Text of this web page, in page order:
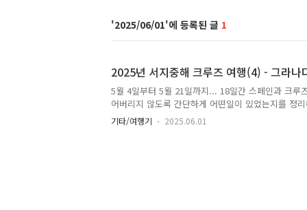
2025/06/01 1
2025년 서지중해 크루즈 여행(4) - 그라나
5월 4일부터 5월 21일까지... 18일간 스페인과 크루
어버리지 않도록 간단하게 어떤일이 있었는지를 정
여행이나 자유여행을 준비하시는 분이 있다면 도움이
도 파라도르 호텔그라나다 니콜라스 전망대플라멩고
래와 같이 톨레도를 한눈에 볼 수 있는 전망 맛집이
려고 했는데 톨레도를 향한 방들은 이미 모두 예약되
기타/여행기 2025.06.01